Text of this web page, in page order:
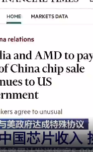
美
成
特
意
空
間